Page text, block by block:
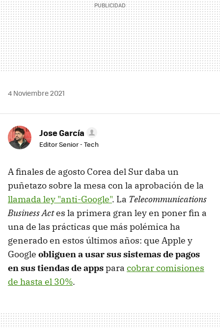
4 Noviembre 2021
Jose García
Editor Senior - Tech
A finales de agosto Corea del Sur daba un
puñetazo sobre la mesa con la aprobación de la
llamada ley "anti-Google". La Telecommunications
Business Actes la primera gran ley en poner fin a
una de las prácticas que más polémica ha
generado en estos últimos años: que Apple y
Google obliguen a usar sus sistemas de pagos
en sus tiendas de appspara cobrar comisiones
de hasta el 30%.